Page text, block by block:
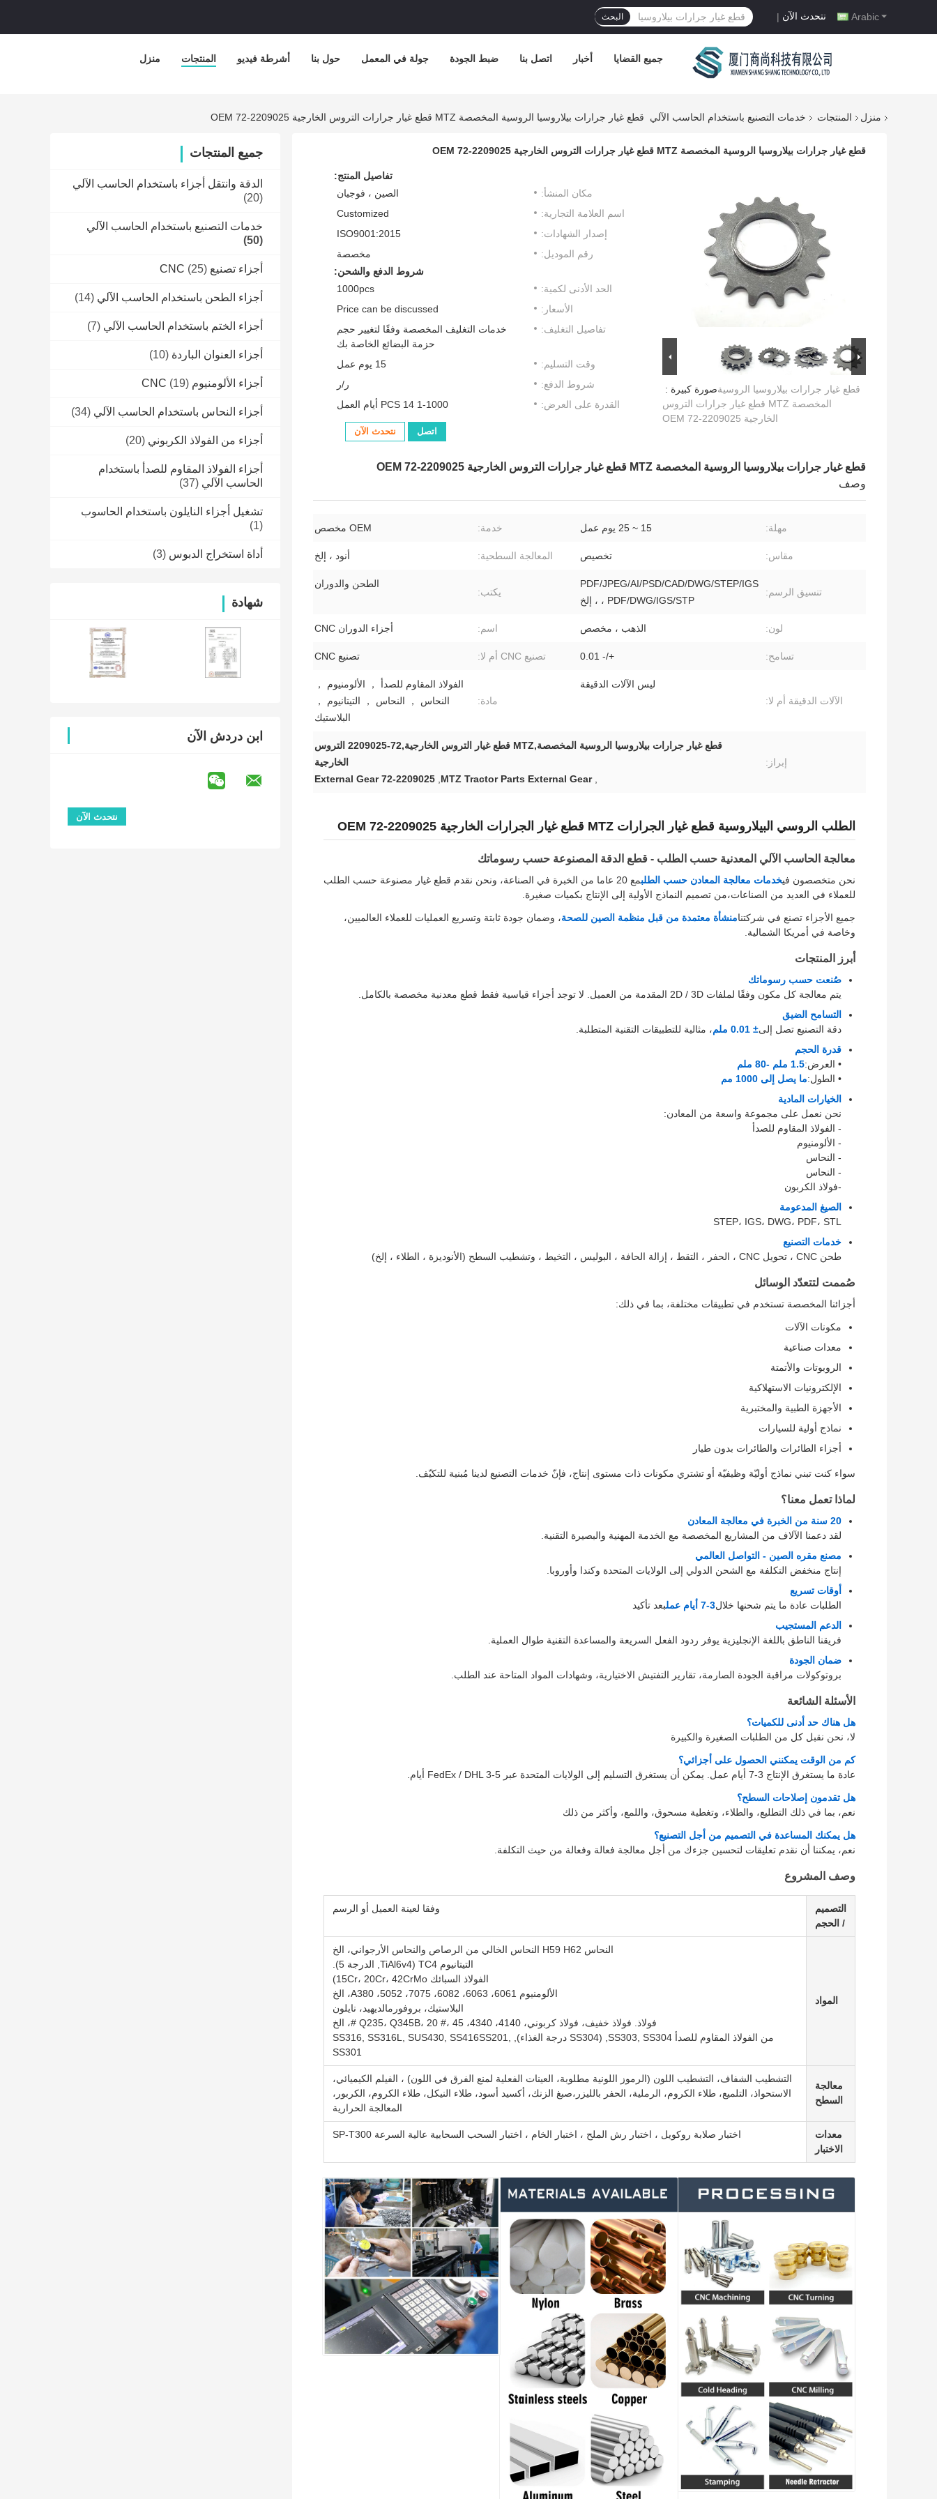
Arabic نتحدث الآن | البحث
منزل المنتجات أشرطة فيديو حول بنا جولة في المعمل ضبط الجودة اتصل بنا أخبار جميع القضايا
منزل المنتجات خدمات التصنيع باستخدام الحاسب الآلي قطع غيار جرارات بيلاروسيا الروسية المخصصة MTZ قطع غيار جرارات التروس الخارجية OEM 72-2209025
جميع المنتجات
الدقة وانتقل أجزاء باستخدام الحاسب الآلي
(20)
خدمات التصنيع باستخدام الحاسب الآلي
(50)
أجزاء تصنيع CNC (25)
أجزاء الطحن باستخدام الحاسب الآلي (14)
أجزاء الختم باستخدام الحاسب الآلي (7)
أجزاء العنوان الباردة (10)
أجزاء الألومنيوم CNC (19)
أجزاء النحاس باستخدام الحاسب الآلي (34)
أجزاء من الفولاذ الكربوني (20)
أجزاء الفولاذ المقاوم للصدأ باستخدام
الحاسب الآلي (37)
تشغيل أجزاء النايلون باستخدام الحاسوب
(1)
أداة استخراج الدبوس (3)
شهادة
ابن دردش الآن
قطع غيار جرارات بيلاروسيا الروسية المخصصة MTZ قطع غيار جرارات التروس الخارجية OEM 72-2209025
صورة كبيرة :قطع غيار جرارات بيلاروسيا الروسية
المخصصة MTZ قطع غيار جرارات التروس
الخارجية OEM 72-2209025
تفاصيل المنتج:
مكان المنشأ:
الصين ، فوجيان
اسم العلامة التجارية:
Customized
إصدار الشهادات:
ISO9001:2015
رقم الموديل:
مخصصة
شروط الدفع والشحن:
الحد الأدنى لكمية:
1000pcs
الأسعار:
Price can be discussed
تفاصيل التغليف:
خدمات التغليف المخصصة وفقًا لتغيير حجم
حزمة البضائع الخاصة بك
وقت التسليم:
15 يوم عمل
شروط الدفع:
ر/ر
القدرة على العرض:
1-1000 PCS 14 أيام العمل
اتصل نتحدث الآن
قطع غيار جرارات بيلاروسيا الروسية المخصصة MTZ قطع غيار جرارات التروس الخارجية OEM 72-2209025
وصف
مهلة: 15 ~ 25 يوم عمل خدمة: OEM مخصص
مقاس: تخصيص المعالجة السطحية: أنود ، إلخ
تنسيق الرسم:
PDF/JPEG/AI/PSD/CAD/DWG/STEP/IGS
، PDF/DWG/IGS/STP ، إلخ
يكتب:
الطحن والدوران
لون: الذهب ، مخصص اسم: أجزاء الدوران CNC
تسامح: +/- 0.01 تصنيع CNC أم لا: تصنيع CNC
الآلات الدقيقة أم لا:
ليس الآلات الدقيقة
مادة:
الفولاذ المقاوم للصدأ ， الألومنيوم ，
النحاس ， النحاس ， التيتانيوم ，
البلاستيك
إبراز:
قطع غيار جرارات بيلاروسيا الروسية المخصصة,MTZ قطع غيار التروس الخارجية,72-2209025 التروس
الخارجية
,
MTZ Tractor Parts External Gear
,
72-2209025 External Gear
الطلب الروسي البيلاروسية قطع غيار الجرارات MTZ قطع غيار الجرارات الخارجية OEM 72-2209025
معالجة الحاسب الآلي المعدنية حسب الطلب - قطع الدقة المصنوعة حسب رسوماتك
نحن متخصصون فيخدمات معالجة المعادن حسب الطلب
مع 20 عاما من الخبرة في الصناعة، ونحن نقدم قطع غيار مصنوعة حسب الطلب
للعملاء في العديد من الصناعات،من تصميم النماذج الأولية إلى الإنتاج بكميات صغيرة.
جميع الأجزاء تصنع في شركتنامنشأة معتمدة من قبل منظمة الصين للصحة، وضمان جودة ثابتة وتسريع العمليات للعملاء العالميين،
وخاصة في أمريكا الشمالية.
أبرز المنتجات
صُنعت حسب رسوماتك
يتم معالجة كل مكون وفقًا لملفات 2D / 3D المقدمة من العميل. لا توجد أجزاء قياسية فقط قطع معدنية مخصصة بالكامل.
التسامح الضيق
دقة التصنيع تصل إلى± 0.01 ملم
، مثالية للتطبيقات التقنية المتطلبة.
قدرة الحجم
• العرض:1.5 ملم -80 ملم
• الطول:ما يصل إلى 1000 مم
الخيارات المادية
نحن نعمل على مجموعة واسعة من المعادن:
- الفولاذ المقاوم للصدأ
- الألومنيوم
- النحاس
- النحاس
-فولاذ الكربون
الصيغ المدعومة
STEP، IGS، DWG، PDF، STL
خدمات التصنيع
طحن CNC ، تحويل CNC ، الحفر ، التقط ، إزالة الحافة ، البوليس ، التخيط ، وتشطيب السطح (الأنوديزة ، الطلاء ، إلخ)
صُممت لتتعدّد الوسائل
أجزائنا المخصصة تستخدم في تطبيقات مختلفة، بما في ذلك:
مكونات الآلات
معدات صناعية
الروبوتات والأتمتة
الإلكترونيات الاستهلاكية
الأجهزة الطبية والمختبرية
نماذج أولية للسيارات
أجزاء الطائرات والطائرات بدون طيار
سواء كنت تبني نماذج أوليّة وظيفيّة أو تشتري مكونات ذات مستوى إنتاج، فإنّ خدمات التصنيع لدينا مُبنية للتكيّف.
لماذا تعمل معنا؟
20 سنة من الخبرة في معالجة المعادن
لقد دعمنا الآلاف من المشاريع المخصصة مع الخدمة المهنية والبصيرة التقنية.
مصنع مقره الصين - التواصل العالمي
إنتاج منخفض التكلفة مع الشحن الدولي إلى الولايات المتحدة وكندا وأوروبا.
أوقات تسريع
الطلبات عادة ما يتم شحنها خلال3-7 أيام عمل
بعد تأكيد
الدعم المستجيب
فريقنا الناطق باللغة الإنجليزية يوفر ردود الفعل السريعة والمساعدة التقنية طوال العملية.
ضمان الجودة
بروتوكولات مراقبة الجودة الصارمة، تقارير التفتيش الاختيارية، وشهادات المواد المتاحة عند الطلب.
الأسئلة الشائعة
هل هناك حد أدنى للكميات؟
لا، نحن نقبل كل من الطلبات الصغيرة والكبيرة
كم من الوقت يمكنني الحصول على أجزائي؟
عادة ما يستغرق الإنتاج 3-7 أيام عمل. يمكن أن يستغرق التسليم إلى الولايات المتحدة عبر FedEx / DHL 3-5 أيام.
هل تقدمون إصلاحات السطح؟
نعم، بما في ذلك التطليع، والطلاء، وتغطية مسحوق، واللمع، وأكثر من ذلك
هل يمكنك المساعدة في التصميم من أجل التصنيع؟
نعم، يمكننا أن نقدم تعليقات لتحسين جزءك من أجل معالجة فعالة وفعالة من حيث التكلفة.
وصف المشروع
التصميم
/ الحجم
وفقا لعينة العميل أو الرسم
المواد
النحاس H59 H62 النحاس الخالي من الرصاص والنحاس الأرجواني، الخ
التيتانيوم TC4 (TiAl6v4, الدرجة 5).
الفولاذ السبائك 15Cr، 20Cr، 42CrMo)
الألومنيوم 6061، 6063، 6082، 7075، 5052، A380، الخ
البلاستيك، بروفورمالديهيد، نايلون
فولاذ. فولاذ خفيف، فولاذ كربوني، 4140، 4340، Q235، Q345B، 20 #، 45 #، الخ
من الفولاذ المقاوم للصدأ SS303, SS304, (SS304 درجة الغذاء), SS316, SS316L, SUS430, SS416SS201,
SS301
معالجة
السطح
التشطيب الشفاف، التشطيب اللون (الرموز اللونية مطلوبة، العينات الفعلية لمنع الفرق في اللون) ، الفيلم الكيميائي،
الاستحواذ، التلميع، طلاء الكروم، الرملية، الحفر بالليزر،صبغ الزنك، أكسيد أسود، طلاء النيكل، طلاء الكروم، الكربور،
المعالجة الحرارية
معدات
الاختبار
اختبار صلابة روكويل ، اختبار رش الملح ، اختبار الخام ، اختبار السحب السحابية عالية السرعة SP-T300